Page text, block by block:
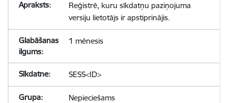
Reģistrē, kuru sīkdatņu paziņojuma
versiju lietotājs ir apstiprinājis.
1 mēnesis
SESS<ID>
Nepieciešams